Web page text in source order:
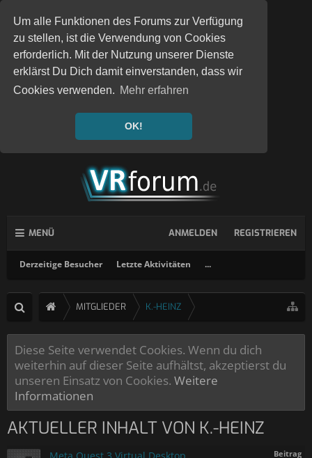
Um alle Funktionen des Forums zur Verfügung
zu stellen, ist die Verwendung von Cookies
erforderlich. Mit der Nutzung unserer Dienste
erklärst Du Dich damit einverstanden, dass wir
Cookies verwenden. Mehr erfahren
OK!
MENÜ
Derzeitige Besucher Letzte Aktivitäten ...
ANMELDEN REGISTRIEREN
MITGLIEDER K.-HEINZ
Diese Seite verwendet Cookies. Wenn du dich
weiterhin auf dieser Seite aufhältst, akzeptierst du
unseren Einsatz von Cookies. Weitere
Informationen
AKTUELLER INHALT VON K.-HEINZ
Beitrag